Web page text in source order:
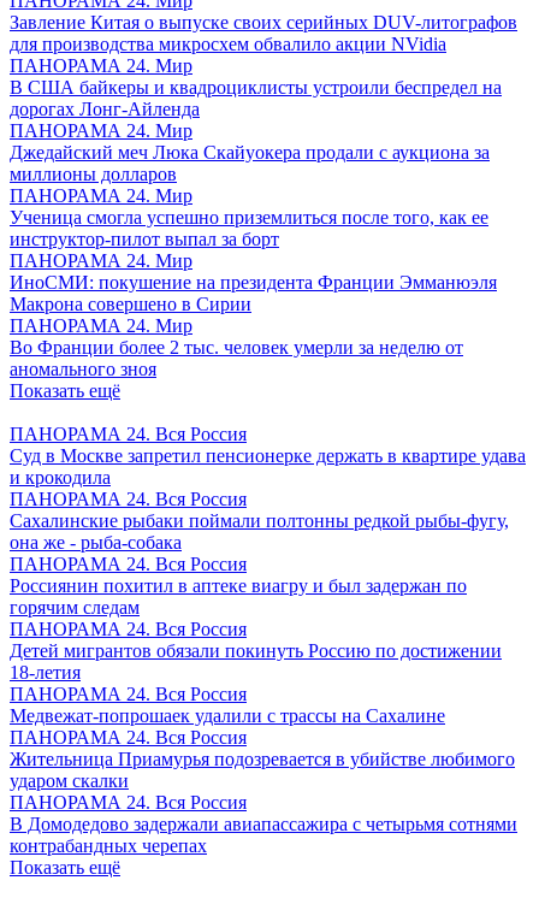
Завление Китая о выпуске своих серийных DUV-литографов
для производства микросхем обвалило акции NVidia
ПАНОРАМА 24. Мир
В США байкеры и квадроциклисты устроили беспредел на
дорогах Лонг-Айленда
ПАНОРАМА 24. Мир
Джедайский меч Люка Скайуокера продали с аукциона за
миллионы долларов
ПАНОРАМА 24. Мир
Ученица смогла успешно приземлиться после того, как ее
инструктор-пилот выпал за борт
ПАНОРАМА 24. Мир
ИноСМИ: покушение на президента Франции Эмманюэля
Макрона совершено в Сирии
ПАНОРАМА 24. Мир
Во Франции более 2 тыс. человек умерли за неделю от
аномального зноя
Показать ещё
ПАНОРАМА 24. Вся Россия
Суд в Москве запретил пенсионерке держать в квартире удава
и крокодила
ПАНОРАМА 24. Вся Россия
Сахалинские рыбаки поймали полтонны редкой рыбы-фугу,
она же - рыба-собака
ПАНОРАМА 24. Вся Россия
Россиянин похитил в аптеке виагру и был задержан по
горячим следам
ПАНОРАМА 24. Вся Россия
Детей мигрантов обязали покинуть Россию по достижении
18-летия
ПАНОРАМА 24. Вся Россия
Медвежат-попрошаек удалили с трассы на Сахалине
ПАНОРАМА 24. Вся Россия
Жительница Приамурья подозревается в убийстве любимого
ударом скалки
ПАНОРАМА 24. Вся Россия
В Домодедово задержали авиапассажира с четырьмя сотнями
контрабандных черепах
Показать ещё